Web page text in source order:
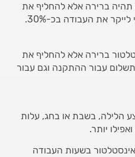
ברירה אלא להחליף את
את העבודה בכ-30%.
ברירה אלא להחליף את
עבור ההתקנה וגם עבור
הלילה, בשבת או בחג, עלות
יותר.
בשעות העבודה